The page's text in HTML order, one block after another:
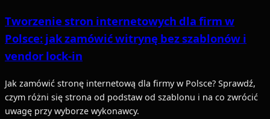
Tworzenie stron internetowych dla firm w
Polsce: jak zamówić witrynę bez szablonów i
vendor lock-in
Jak zamówić stronę internetową dla firmy w Polsce? Sprawdź,
czym różni się strona od podstaw od szablonu i na co zwrócić
uwagę przy wyborze wykonawcy.